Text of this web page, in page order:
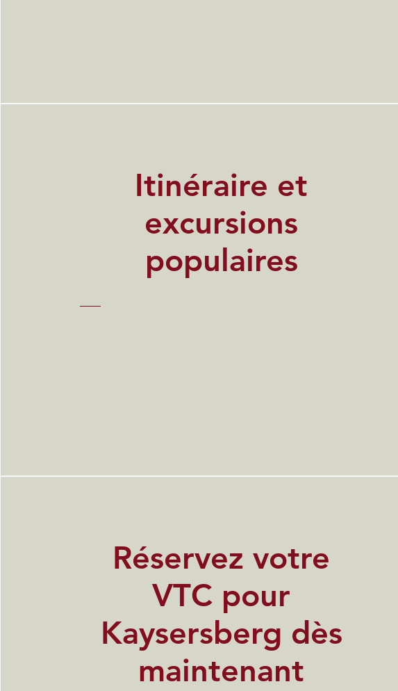
Itinéraire et
excursions
populaires
Réservez votre
VTC pour
Kaysersberg dès
maintenant